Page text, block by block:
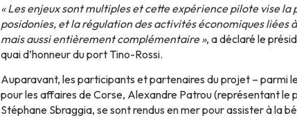
« Les enjeux sont multiples et cette expérience pilote vise
posidonies, et la régulation des activités économiques liées
mais aussi entièrement complémentaire », a déclaré le
quai d’honneur du port Tino-Rossi.
Auparavant, les participants et partenaires du projet – parmi
pour les affaires de Corse, Alexandre Patrou (représentant le
Stéphane Sbraggia, se sont rendus en mer pour assister à la